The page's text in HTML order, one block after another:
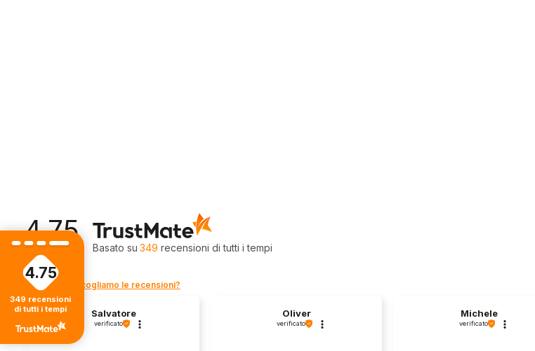
4.75
Valutazione Basato su 349 recensionidi tutti i tempi
Come raccogliamo le recensioni?
Salvatore
verificato
Oliver
verificato
Michele
verificato
4.75
349 recensioni
di tutti i tempi